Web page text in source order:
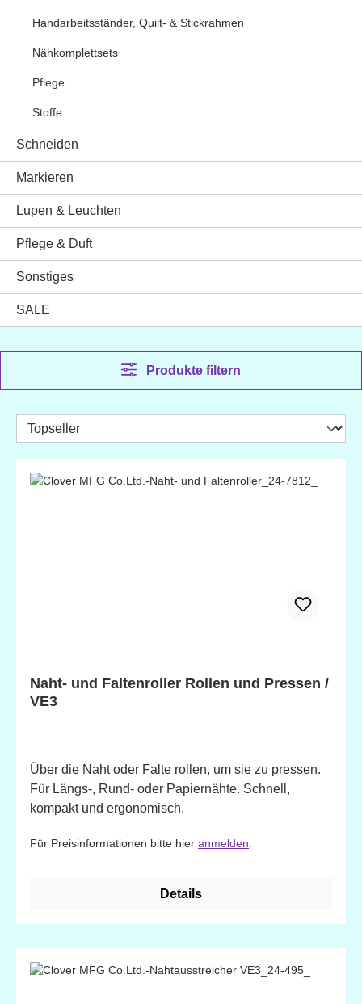
Handarbeitsständer, Quilt- & Stickrahmen
Nähkomplettsets
Pflege
Stoffe
Schneiden
Markieren
Lupen & Leuchten
Pflege & Duft
Sonstiges
SALE
Produkte filtern
Naht- und Faltenroller Rollen und Pressen /
VE3
Über die Naht oder Falte rollen, um sie zu pressen.
Für Längs-, Rund- oder Papiernähte. Schnell,
kompakt und ergonomisch.
Für Preisinformationen bitte hier anmelden
Details